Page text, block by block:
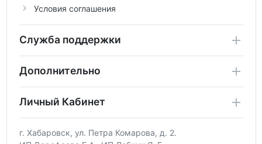
Условия соглашения
Служба поддержки
Дополнительно
Личный Кабинет
г. Хабаровск, ул. Петра Комарова, д. 2.